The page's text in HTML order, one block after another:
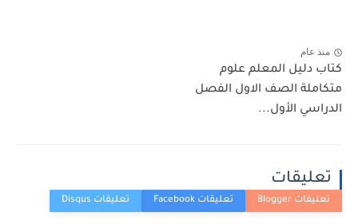
منذ عام
كتاب دليل المعلم علوم
متكاملة الصف الاول الفصل
الدراسي الأول...
تعليقات